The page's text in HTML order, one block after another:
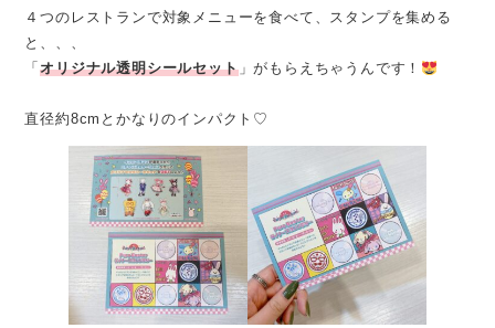
４つのレストランで対象メニューを食べて、スタンプを集める
と、、、
「オリジナル透明シールセット」がもらえちゃうんです！
直径約8cmとかなりのインパクト♡